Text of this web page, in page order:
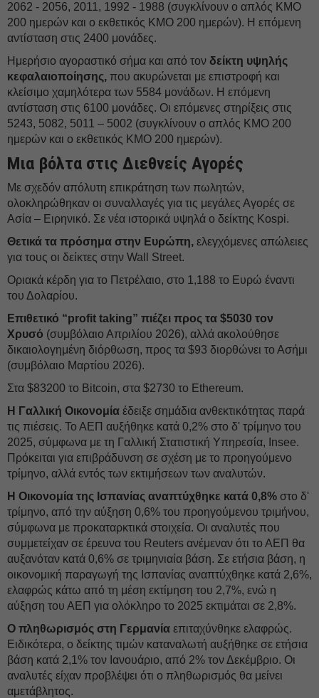
2062 - 2056, 2011, 1992 - 1988 (συγκλίνουν ο απλός ΚΜΟ
200 ημερών και ο εκθετικός ΚΜΟ 200 ημερών). Η επόμενη
αντίσταση στις 2400 μονάδες.
Ημερήσιο αγοραστικό σήμα και από τον δείκτη υψηλής
κεφαλαιοποίησης, που ακυρώνεται με επιστροφή και
κλείσιμο χαμηλότερα των 5584 μονάδων. Η επόμενη
αντίσταση στις 6100 μονάδες. Οι επόμενες στηρίξεις στις
5243, 5082, 5011 – 5002 (συγκλίνουν ο απλός ΚΜΟ 200
ημερών και ο εκθετικός ΚΜΟ 200 ημερών).
Μια βόλτα στις Διεθνείς Αγορές
Με σχεδόν απόλυτη επικράτηση των πωλητών,
ολοκληρώθηκαν οι συναλλαγές για τις μεγάλες Αγορές σε
Ασία – Ειρηνικό. Σε νέα ιστορικά υψηλά ο δείκτης Kospi.
Θετικά τα πρόσημα στην Ευρώπη, ελεγχόμενες απώλειες
για τους οι δείκτες στην Wall Street.
Οριακά κέρδη για το Πετρέλαιο, στο 1,188 το Ευρώ έναντι
του Δολαρίου.
Επιθετικό “profit taking” πιέζει προς τα $5030 τον
Χρυσό (συμβόλαιο Απριλίου 2026), αλλά ακολούθησε
δικαιολογημένη διόρθωση, προς τα $93 διορθώνει το Ασήμι
(συμβόλαιο Μαρτίου 2026).
Στα $83200 το Bitcoin, στα $2730 το Ethereum.
Η Γαλλική Οικονομία έδειξε σημάδια ανθεκτικότητας παρά
τις πιέσεις. Το ΑΕΠ αυξήθηκε κατά 0,2% στο δ' τρίμηνο του
2025, σύμφωνα με τη Γαλλική Στατιστική Υπηρεσία, Insee.
Πρόκειται για επιβράδυνση σε σχέση με το προηγούμενο
τρίμηνο, αλλά εντός των εκτιμήσεων των αναλυτών.
Η Οικονομία της Ισπανίας αναπτύχθηκε κατά 0,8% στο δ'
τρίμηνο, από την αύξηση 0,6% του προηγούμενου τριμήνου,
σύμφωνα με προκαταρκτικά στοιχεία. Οι αναλυτές που
συμμετείχαν σε έρευνα του Reuters ανέμεναν ότι το ΑΕΠ θα
αυξανόταν κατά 0,6% σε τριμηνιαία βάση. Σε ετήσια βάση, η
οικονομική παραγωγή της Ισπανίας αναπτύχθηκε κατά 2,6%,
ελαφρώς κάτω από τη μέση εκτίμηση του 2,7%, ενώ η
αύξηση του ΑΕΠ για ολόκληρο το 2025 εκτιμάται σε 2,8%.
Ο πληθωρισμός στη Γερμανία επιταχύνθηκε ελαφρώς.
Ειδικότερα, ο δείκτης τιμών καταναλωτή αυξήθηκε σε ετήσια
βάση κατά 2,1% τον Ιανουάριο, από 2% τον Δεκέμβριο. Οι
αναλυτές είχαν προβλέψει ότι ο πληθωρισμός θα μείνει
αμετάβλητος.